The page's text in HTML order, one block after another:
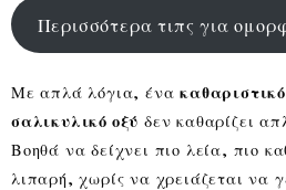
Περισσότερα τιπς για
Με απλά λόγια, ένα
σαλικυλικό οξύ δεν καθαρίζει
Βοηθά να δείχνει πιο λεία, πιο
λιπαρή, χωρίς να χρειάζεται να